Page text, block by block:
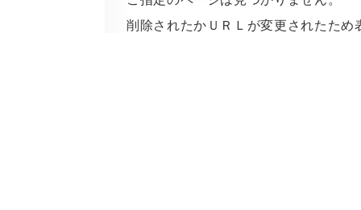
削除されたかＵＲＬが変更されたため